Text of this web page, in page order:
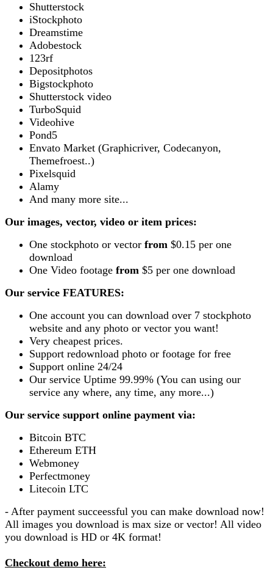
Shutterstock
iStockphoto
Dreamstime
Adobestock
123rf
Depositphotos
Bigstockphoto
Shutterstock video
TurboSquid
Videohive
Pond5
Envato Market (Graphicriver, Codecanyon,
Themefroest..)
Pixelsquid
Alamy
And many more site...
Our images, vector, video or item prices:
One stockphoto or vector from $0.15 per one
download
One Video footage from $5 per one download
Our service FEATURES:
One account you can download over 7 stockphoto
website and any photo or vector you want!
Very cheapest prices.
Support redownload photo or footage for free
Support online 24/24
Our service Uptime 99.99% (You can using our
service any where, any time, any more...)
Our service support online payment via:
Bitcoin BTC
Ethereum ETH
Webmoney
Perfectmoney
Litecoin LTC
- After payment succeessful you can make download now!
All images you download is max size or vector! All video
you download is HD or 4K format!
Checkout demo here: